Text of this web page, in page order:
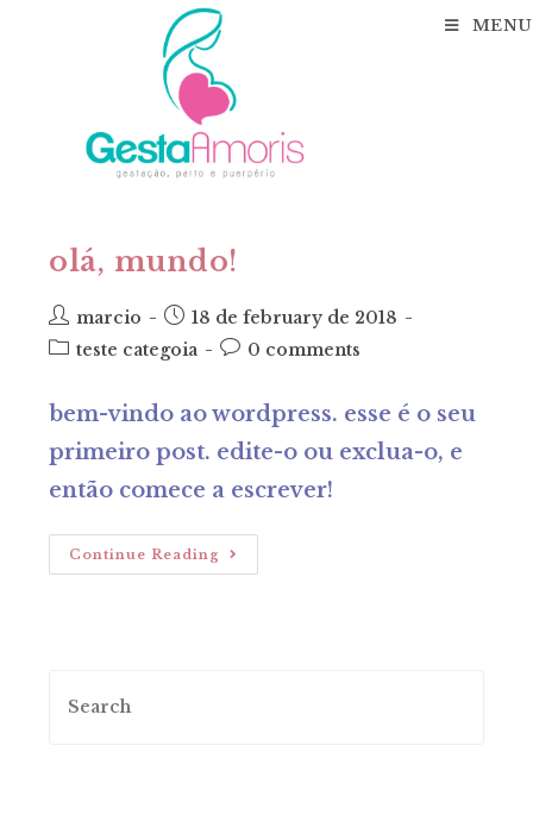
MENU
olá, mundo!
post
author:
marcio
post
published:
18 de february de 2018
postteste categoia
post0 comments
bem-vindo ao wordpress. esse é o seu
primeiro post. edite-o ou exclua-o, e
então comece a escrever!
Continue Reading Olá,
Mundo!